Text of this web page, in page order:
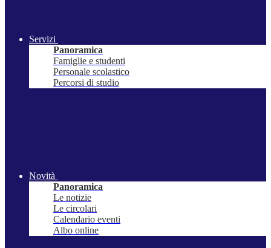
Servizi
Panoramica
Famiglie e studenti
Personale scolastico
Percorsi di studio
Novità
Panoramica
Le notizie
Le circolari
Calendario eventi
Albo online